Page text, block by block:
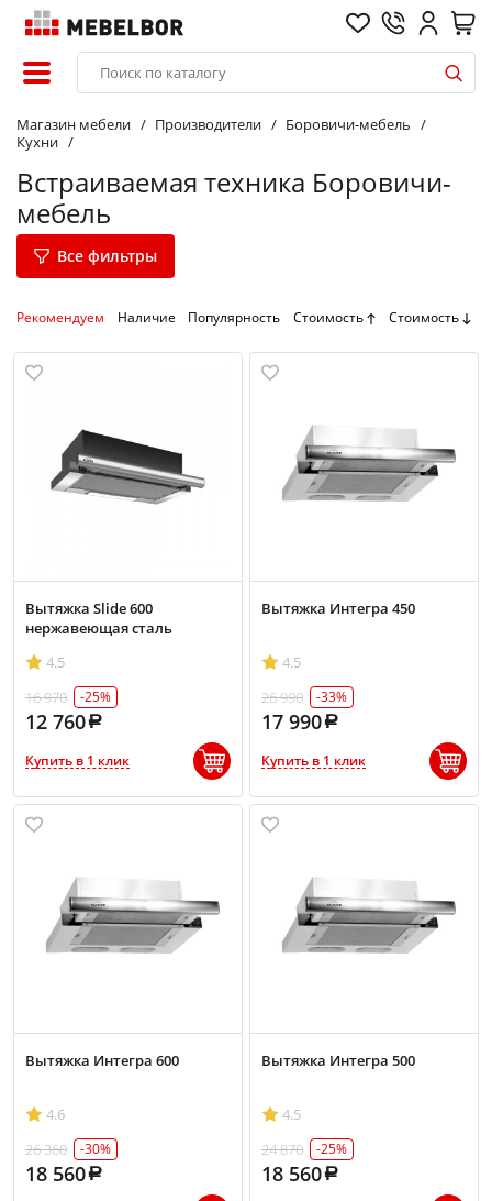
Магазин мебели Производители
Боровичи-мебель
Кухни
Встраиваемая техника Боровичи-
мебель
Все фильтры
Рекомендуем Наличие Популярность Стоимость Стоимость
Вытяжка Slide 600
нержавеющая сталь
4.5
16 970
-25%
12 760
Купить в 1 клик
Вытяжка Интегра 450
4.5
26 990
-33%
17 990
Купить в 1 клик
Вытяжка Интегра 600
4.6
26 360
-30%
18 560
Вытяжка Интегра 500
4.5
24 870
-25%
18 560